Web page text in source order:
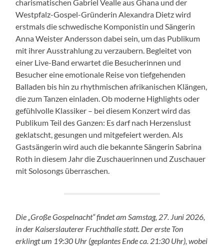
charismatischen Gabriel Vealle aus Ghana und der
Westpfalz-Gospel-Gründerin Alexandra Dietz wird
erstmals die schwedische Komponistin und Sängerin
Anna Weister Andersson dabei sein, um das Publikum
mit ihrer Ausstrahlung zu verzaubern. Begleitet von
einer Live-Band erwartet die Besucherinnen und
Besucher eine emotionale Reise von tiefgehenden
Balladen bis hin zu rhythmischen afrikanischen Klängen,
die zum Tanzen einladen. Ob moderne Highlights oder
gefühlvolle Klassiker – bei diesem Konzert wird das
Publikum Teil des Ganzen: Es darf nach Herzenslust
geklatscht, gesungen und mitgefeiert werden. Als
Gastsängerin wird auch die bekannte Sängerin Sabrina
Roth in diesem Jahr die Zuschauerinnen und Zuschauer
mit Solosongs überraschen.
Die „Große Gospelnacht“ findet am Samstag, 27. Juni 2026,
in der Kaiserslauterer Fruchthalle statt. Der erste Ton
erklingt um 19:30 Uhr (geplantes Ende ca. 21:30 Uhr), wobei